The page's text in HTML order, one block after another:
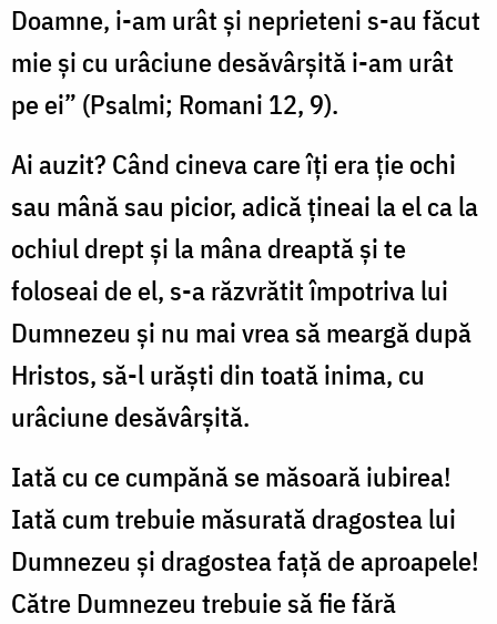
Doamne, i-am urât şi neprieteni s-au făcut
mie şi cu urâciune desăvârşită i-am urât
pe ei” (Psalmi; Romani 12, 9).
Ai auzit? Când cineva care îţi era ţie ochi
sau mână sau picior, adică ţineai la el ca la
ochiul drept şi la mâna dreaptă şi te
foloseai de el, s-a răzvrătit împotriva lui
Dumnezeu şi nu mai vrea să meargă după
Hristos, să-l urăşti din toată inima, cu
urâciune desăvârşită.
Iată cu ce cumpănă se măsoară iubirea!
Iată cum trebuie măsurată dragostea lui
Dumnezeu şi dragostea faţă de aproapele!
Către Dumnezeu trebuie să fie fără